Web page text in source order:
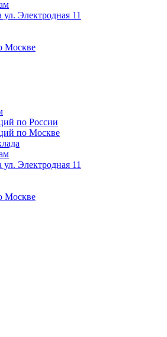
Электродная 11
Москве
по России
по Москве
Электродная 11
Москве